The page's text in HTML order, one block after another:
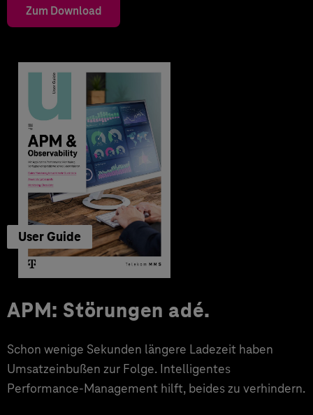
Zum Download
User Guide
APM: Störungen adé.
Schon wenige Sekunden längere Ladezeit haben
Umsatzeinbußen zur Folge. Intelligentes
Performance-Management hilft, beides zu verhindern.